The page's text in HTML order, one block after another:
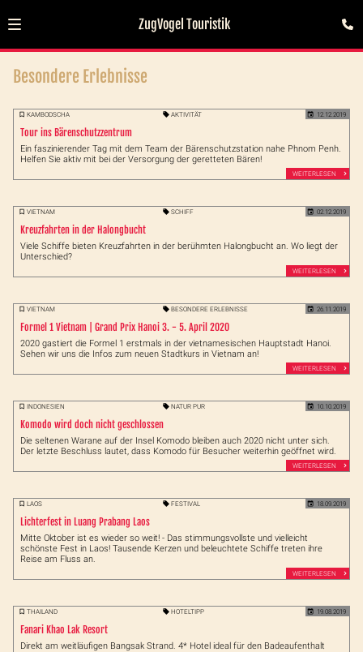
ZugVogel Touristik
Besondere Erlebnisse
KAMBODSCHA AKTIVITÄT 12.12.2019
Tour ins Bärenschutzzentrum
Ein faszinierender Tag mit dem Team der Bärenschutzstation nahe Phnom Penh.
Helfen Sie aktiv mit bei der Versorgung der geretteten Bären!
WEITERLESEN
VIETNAM SCHIFF 02.12.2019
Kreuzfahrten in der Halongbucht
Viele Schiffe bieten Kreuzfahrten in der berühmten Halongbucht an. Wo liegt der
Unterschied?
WEITERLESEN
VIETNAM BESONDERE ERLEBNISSE 26.11.2019
Formel 1 Vietnam | Grand Prix Hanoi 3. - 5. April 2020
2020 gastiert die Formel 1 erstmals in der vietnamesischen Hauptstadt Hanoi.
Sehen wir uns die Infos zum neuen Stadtkurs in Vietnam an!
WEITERLESEN
INDONESIEN NATUR PUR 10.10.2019
Komodo wird doch nicht geschlossen
Die seltenen Warane auf der Insel Komodo bleiben auch 2020 nicht unter sich.
Der letzte Beschluss lautet, dass Komodo für Besucher weiterhin geöffnet wird.
WEITERLESEN
LAOS FESTIVAL 18.09.2019
Lichterfest in Luang Prabang Laos
Mitte Oktober ist es wieder so weit! - Das stimmungsvollste und vielleicht
schönste Fest in Laos! Tausende Kerzen und beleuchtete Schiffe treten ihre
Reise am Fluss an.
WEITERLESEN
THAILAND HOTELTIPP 19.08.2019
Fanari Khao Lak Resort
Direkt am weitläufigen Bangsak Strand. 4* Hotel ideal für den Badeaufenthalt